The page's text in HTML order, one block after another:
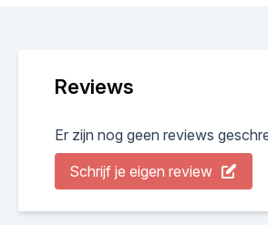
Reviews
Er zijn nog geen reviews
Schrijf je eigen review